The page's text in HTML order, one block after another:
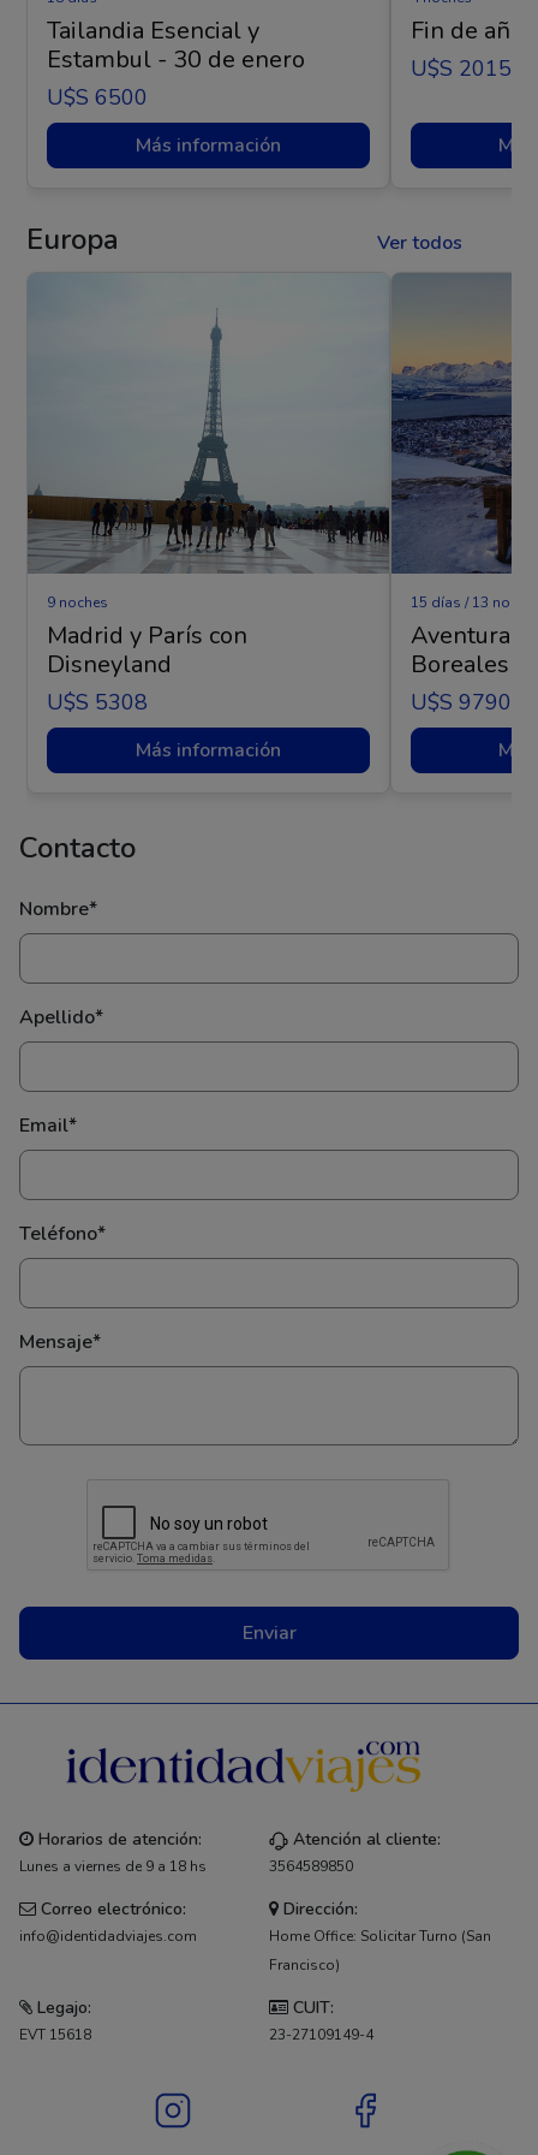
Tailandia Esencial y
Estambul - 30 de enero
U$s 6500
Más información
Fin de año
U$s 2015
Europa Ver todos
9 noches
Madrid y París con
Disneyland
U$s 5308
Más información
15 días / 13
Aventura
Boreales -
U$s 9790
Contacto
Nombre*
Apellido*
Email*
Teléfono*
Mensaje*
Enviar
Horarios de atención:
Lunes a viernes de 9 a 18 hs
Atención al cliente:
3564589850
Correo electrónico:
info@identidadviajes.com
Dirección:
Home Office: Solicitar Turno (San
Francisco)
Legajo:
EVT 15618
CUIT:
23-27109149-4